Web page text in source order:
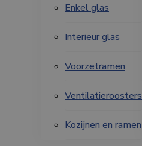
Enkel glas
Interieur glas
Voorzetramen
Ventilatieroosters
Kozijnen en ramen